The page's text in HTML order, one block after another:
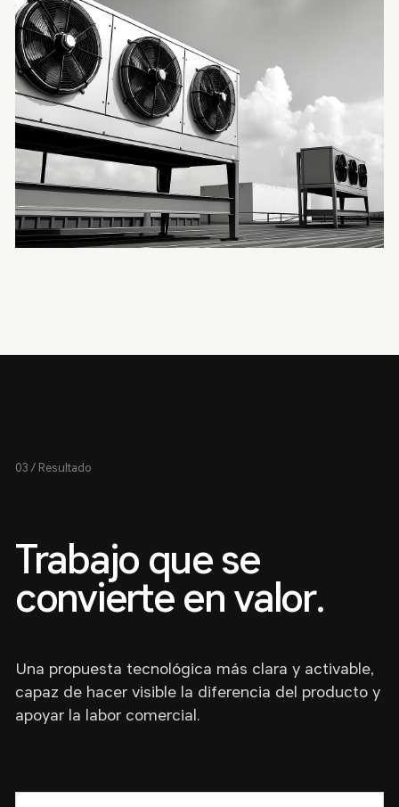
03 / Resultado
Trabajo que se
convierte en valor.
Una propuesta tecnológica más clara y activable,
capaz de hacer visible la diferencia del producto y
apoyar la labor comercial.